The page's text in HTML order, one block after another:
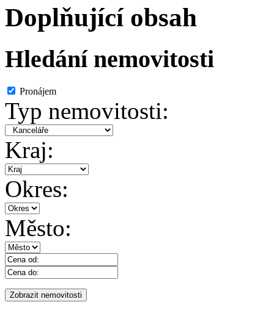
Doplňující obsah
Hledání nemovitosti
Pronájem
Typ nemovitosti:
Kraj:
Okres:
Město: